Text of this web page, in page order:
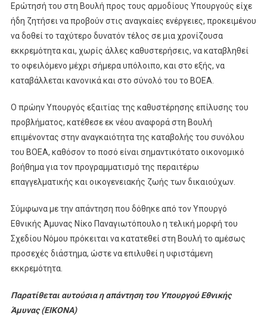
Ερώτησή του στη Βουλή προς τους αρμοδίους Υπουργούς είχε
ήδη ζητήσει να προβούν στις αναγκαίες ενέργειες, προκειμένου
να δοθεί το ταχύτερο δυνατόν τέλος σε μια χρονίζουσα
εκκρεμότητα και, χωρίς άλλες καθυστερήσεις, να καταβληθεί
το οφειλόμενο μέχρι σήμερα υπόλοιπο, και στο εξής, να
καταβάλλεται κανονικά και στο σύνολό του το ΒΟΕΑ.
Ο πρώην Υπουργός εξαιτίας της καθυστέρησης επίλυσης του
προβλήματος, κατέθεσε εκ νέου αναφορά στη Βουλή
επιμένοντας στην αναγκαιότητα της καταβολής του συνόλου
του ΒΟΕΑ, καθόσον το ποσό είναι σημαντικότατο οικονομικό
βοήθημα για τον προγραμματισμό της περαιτέρω
επαγγελματικής και οικογενειακής ζωής των δικαιούχων.
Σύμφωνα με την απάντηση που δόθηκε από τον Υπουργό
Εθνικής Άμυνας Νίκο Παναγιωτόπουλο η τελική μορφή του
Σχεδίου Νόμου πρόκειται να κατατεθεί στη Βουλή το αμέσως
προσεχές διάστημα, ώστε να επιλυθεί η υφιστάμενη
εκκρεμότητα.
Παρατίθεται αυτούσια η απάντηση του Υπουργού Εθνικής
Άμυνας (ΕΙΚΟΝΑ)